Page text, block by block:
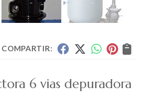
COMPARTIR:
6 vias depuradora